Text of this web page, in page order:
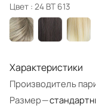
Цвет : 24 BT 613
Характеристики
Производитель
Размер—